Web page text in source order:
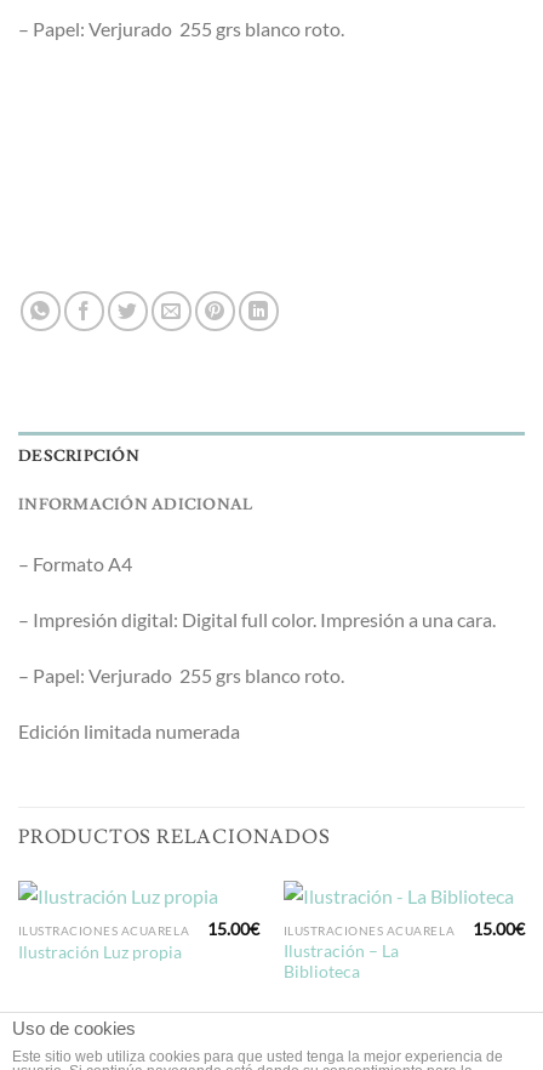
– Papel: Verjurado 255 grs blanco roto.
DESCRIPCIÓN
INFORMACIÓN ADICIONAL
– Formato A4
– Impresión digital: Digital full color. Impresión a una cara.
– Papel: Verjurado 255 grs blanco roto.
Edición limitada numerada
PRODUCTOS RELACIONADOS
ILUSTRACIONES ACUARELA
Ilustración Luz propia
15.00€ ILUSTRACIONES ACUARELA
Ilustración – La
Biblioteca
15.00€
Uso de cookies
Este sitio web utiliza cookies para que usted tenga la mejor experiencia de